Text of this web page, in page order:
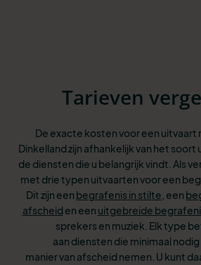
Tarieven
De exacte kosten voor een uitvaart
Dinkelland zijn afhankelijk van het
de diensten die u belangrijk vindt. Als
met drie typen uitvaarten voor een
Ditzijn een begrafenis in stilte , een
afscheid en een uitgebreide
sprekers en muziek. Elk type
aan diensten die minimaal nodig
manier van afscheid nemen. U kunt